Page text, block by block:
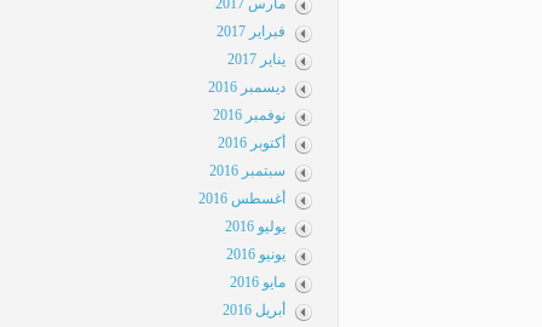
مارس 2017
فبراير 2017
يناير 2017
ديسمبر 2016
نوفمبر 2016
أكتوبر 2016
سبتمبر 2016
أغسطس 2016
يوليو 2016
يونيو 2016
مايو 2016
أبريل 2016